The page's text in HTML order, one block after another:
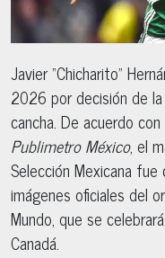
Javier “Chicharito”
2026 por decisión de
cancha. De acuerdo
Publimetro México, el
Selección Mexicana
imágenes oficiales del
Mundo, que se
Canadá.